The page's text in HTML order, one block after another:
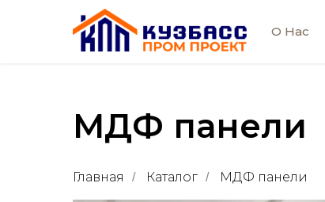
О Нас
МДФ панели
Главная / Каталог / МДФ панели